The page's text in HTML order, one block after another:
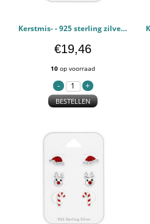
Kerstmis- - 925 sterling zilver Kinderen Sets PCJW49127
€19,46
10 op voorraad
BESTELLEN